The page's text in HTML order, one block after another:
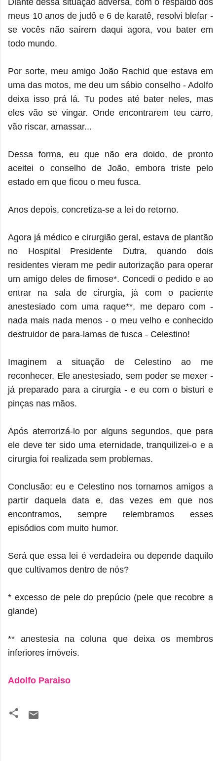
Diante dessa situação adversa, com o respaldo dos
meus 10 anos de judô e 6 de karatê, resolvi blefar -
se vocês não saírem daqui agora, vou bater em
todo mundo.
Por sorte, meu amigo João Rachid que estava em
uma das motos, me deu um sábio conselho - Adolfo
deixa isso prá lá. Tu podes até bater neles, mas
eles vão se vingar. Onde encontrarem teu carro,
vão riscar, amassar...
Dessa forma, eu que não era doido, de pronto
aceitei o conselho de João, embora triste pelo
estado em que ficou o meu fusca.
Anos depois, concretiza-se a lei do retorno.
Agora já médico e cirurgião geral, estava de plantão
no Hospital Presidente Dutra, quando dois
residentes vieram me pedir autorização para operar
um amigo deles de fimose*. Concedi o pedido e ao
entrar na sala de cirurgia, já com o paciente
anestesiado com uma raque**, me deparo com -
nada mais nada menos - o meu velho e conhecido
destruidor de para-lamas de fusca - Celestino!
Imaginem a situação de Celestino ao me
reconhecer. Ele anestesiado, sem poder se mexer -
já preparado para a cirurgia - e eu com o bisturi e
pinças nas mãos.
Após aterrorizá-lo por alguns segundos, que para
ele deve ter sido uma eternidade, tranquilizei-o e a
cirurgia foi realizada sem problemas.
Conclusão: eu e Celestino nos tornamos amigos a
partir daquela data e, das vezes em que nos
encontramos, sempre relembramos esses
episódios com muito humor.
Será que essa lei é verdadeira ou depende daquilo
que cultivamos dentro de nós?
* excesso de pele do prepúcio (pele que recobre a
glande)
** anestesia na coluna que deixa os membros
inferiores imóveis.
Adolfo Paraiso